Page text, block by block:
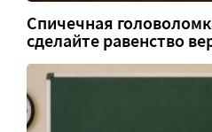
Спичечная
сделайте равенство